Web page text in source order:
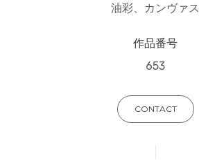
油彩、カンヴァス
作品番号
653
CONTACT